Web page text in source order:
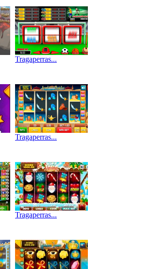
Tragaperras...
Tragaperras...
Tragaperras...